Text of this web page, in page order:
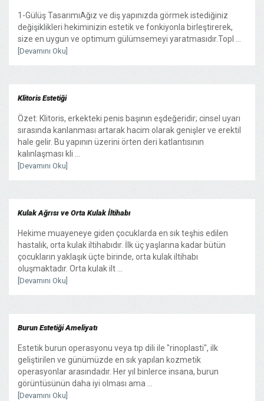
1-Gülüş TasarımıAğız ve diş yapınızda görmek istediğiniz
değişiklikleri hekiminizin estetik ve fonkiyonla birleştirerek,
size en uygun ve optimum gülümsemeyi yaratmasıdır.Topl ...
[Devamını Oku]
Klitoris Estetiği
Özet: Klitoris, erkekteki penis başının eşdeğeridir; cinsel uyarı
sırasında kanlanması artarak hacim olarak genişler ve erektil
hale gelir. Bu yapının üzerini örten deri katlantısının
kalınlaşması kli ...
[Devamını Oku]
Kulak Ağrısı ve Orta Kulak İltihabı
Hekime muayeneye giden çocuklarda en sık teşhis edilen
hastalık, orta kulak iltihabıdır. İlk üç yaşlarına kadar bütün
çocukların yaklaşık üçte birinde, orta kulak iltihabı
oluşmaktadır. Orta kulak ilt ...
[Devamını Oku]
Burun Estetiği Ameliyatı
Estetik burun operasyonu veya tıp dili ile "rinoplasti", ilk
geliştirilen ve günümüzde en sık yapılan kozmetik
operasyonlar arasındadır. Her yıl binlerce insana, burun
görüntüsünün daha iyi olması ama ...
[Devamını Oku]